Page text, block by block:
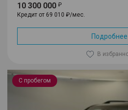
10 300 000
Кредит от 69 010 ₽/мес.
Подробнее
В
С пробегом
Land Cruiser